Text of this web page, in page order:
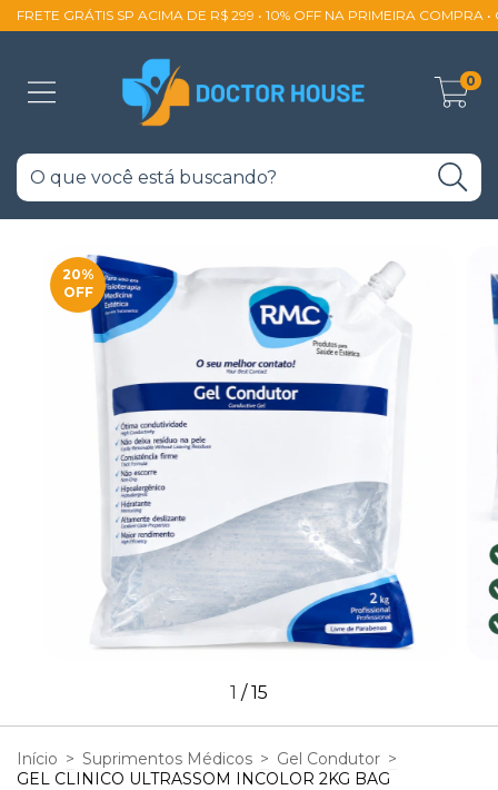
FRETE GRÁTIS SP ACIMA DE R$ 299 • 10% OFF NA PRIMEIRA COMPRA
0
20%
OFF
1 /15
Início > Suprimentos Médicos > Gel Condutor >
GEL CLINICO ULTRASSOM INCOLOR 2KG BAG